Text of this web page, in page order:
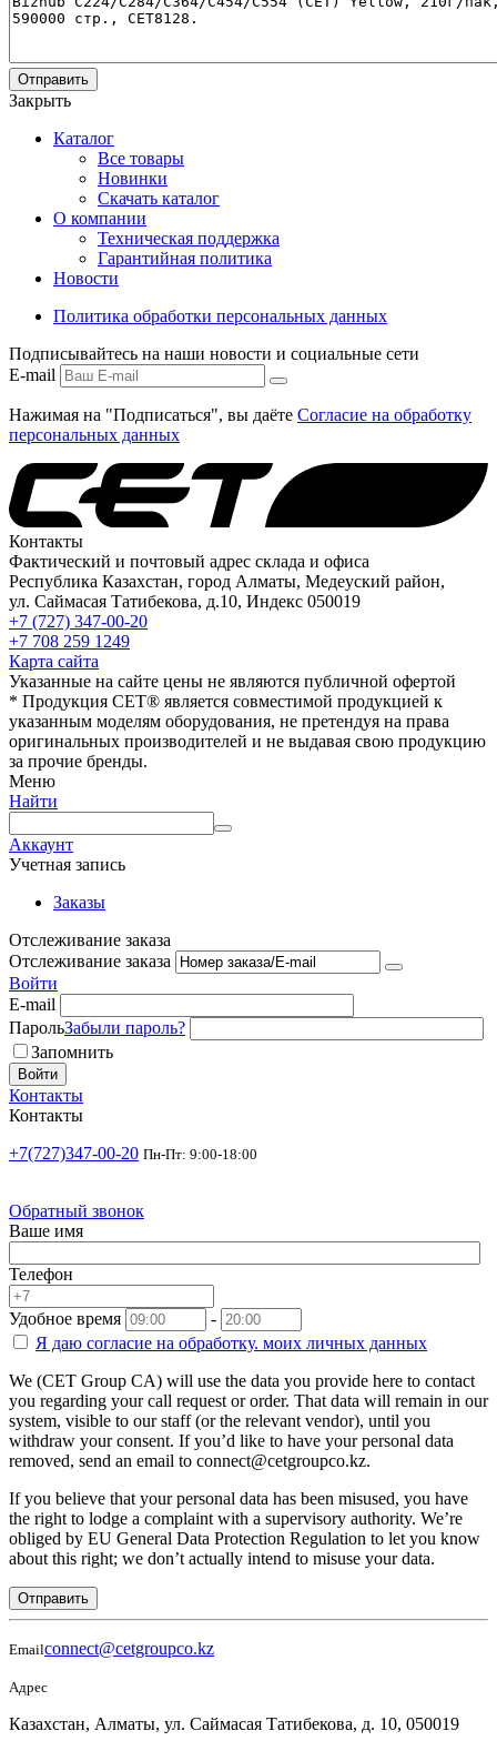
Отправить
Закрыть
Каталог
Все товары
Новинки
Скачать каталог
О компании
Техническая поддержка
Гарантийная политика
Новости
Политика обработки персональных данных
Подписывайтесь на наши новости и социальные сети
E-mail
Нажимая на "Подписаться", вы даёте Согласие на обработку
персональных данных
Контакты
Фактический и почтовый адрес склада и офиса
Республика Казахстан, город Алматы, Медеуский район,
ул. Саймасая Татибекова, д.10, Индекс 050019
+7 (727) 347-00-20
+7 708 259 1249
Карта сайта
Указанные на сайте цены не являются публичной офертой
* Продукция СЕТ® является совместимой продукцией к
указанным моделям оборудования, не претендуя на права
оригинальных производителей и не выдавая свою продукцию
за прочие бренды.
Меню
Найти
Аккаунт
Учетная запись
Заказы
Отслеживание заказа
Отслеживание заказа
Войти
E-mail
ПарольЗабыли пароль?
Запомнить
Войти
Контакты
Контакты
+7(727)347-00-20 Пн-Пт: 9:00-18:00
Обратный звонок
Ваше имя
Телефон
Удобное время
-
Я даю согласие на обработку. моих личных данных
We (CET Group CA) will use the data you provide here to contact
you regarding your call request or order. That data will remain in our
system, visible to our staff (or the relevant vendor), until you
withdraw your consent. If you’d like to have your personal data
removed, send an email to connect@cetgroupco.kz.
If you believe that your personal data has been misused, you have
the right to lodge a complaint with a supervisory authority. We’re
obliged by EU General Data Protection Regulation to let you know
about this right; we don’t actually intend to misuse your data.
Отправить
Emailconnect@cetgroupco.kz
Адрес
Казахстан, Алматы, ул. Саймасая Татибекова, д. 10, 050019